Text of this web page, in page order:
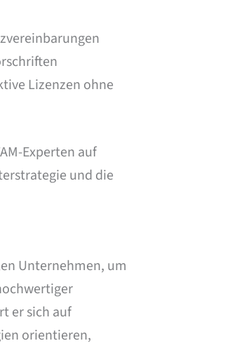
Lizenzen ohne
Experten auf
und die
Unternehmen, um
er sich auf
orientieren,